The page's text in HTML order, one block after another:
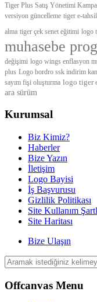
Tiger Plus Satış Yönetimi
versiyon güncelleme tiger e-
alma tiger çek senet eğitimi logo
muhasebe
değişimi logo wings enflasyon
plus Logo bordro ssk indirim
sayım fişi oluşturma logo tiger
ara sürüm
Kurumsal
Biz Kimiz?
Haberler
Bize Yazın
İletişim
Logo Bayisi
İş Başvurusu
Gizlilik Politikası
Site Kullanım
Site Haritası
Bize Ulaşın
Offcanvas Menu